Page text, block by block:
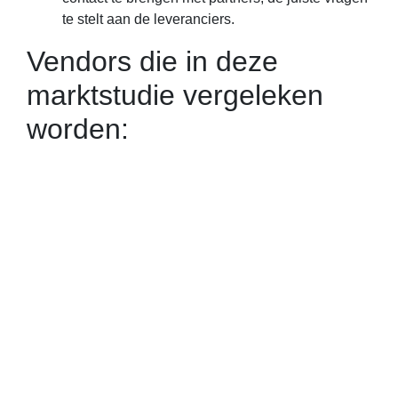
te stelt aan de leveranciers.
Vendors die in deze
marktstudie vergeleken
worden: